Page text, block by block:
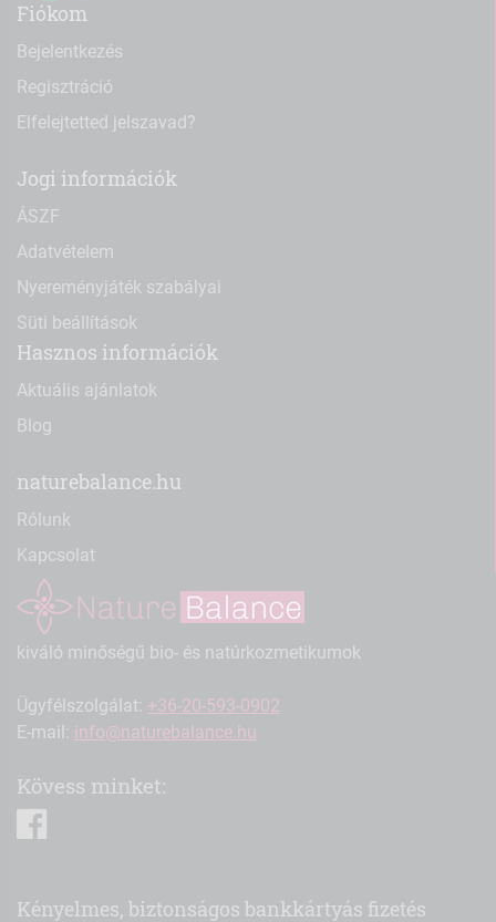
Fiókom
Bejelentkezés
Regisztráció
Elfelejtetted jelszavad?
Jogi információk
ÁSZF
Adatvételem
Nyereményjáték szabályai
Süti beállítások
Hasznos információk
Aktuális ajánlatok
Blog
naturebalance.hu
Rólunk
Kapcsolat
kiváló minőségű bio- és natúrkozmetikumok
Ügyfélszolgálat: +36-20-593-0902
E-mail: info@naturebalance.hu
Kövess minket:
Kényelmes, biztonságos bankkártyás fizetés